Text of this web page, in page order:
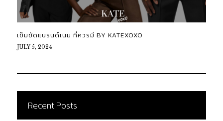
เข็มขัดแบรนด์เนม ที่ควรมี BY KATEXOXO
JULY 5, 2024
Recent Posts